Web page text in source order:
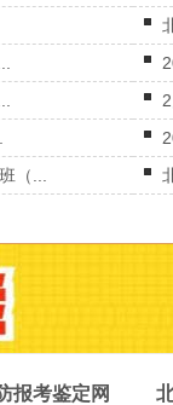
（...
报考鉴定网